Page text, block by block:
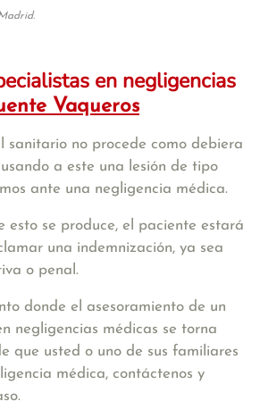
en negligencias
Vaqueros
sanitario no procede como debiera
a este una lesión de tipo
ante una negligencia médica.
esto se produce, el paciente estará
una indemnización, ya sea
o penal.
donde el asesoramiento de un
negligencias médicas se torna
que usted o uno de sus familiares
médica, contáctenos y